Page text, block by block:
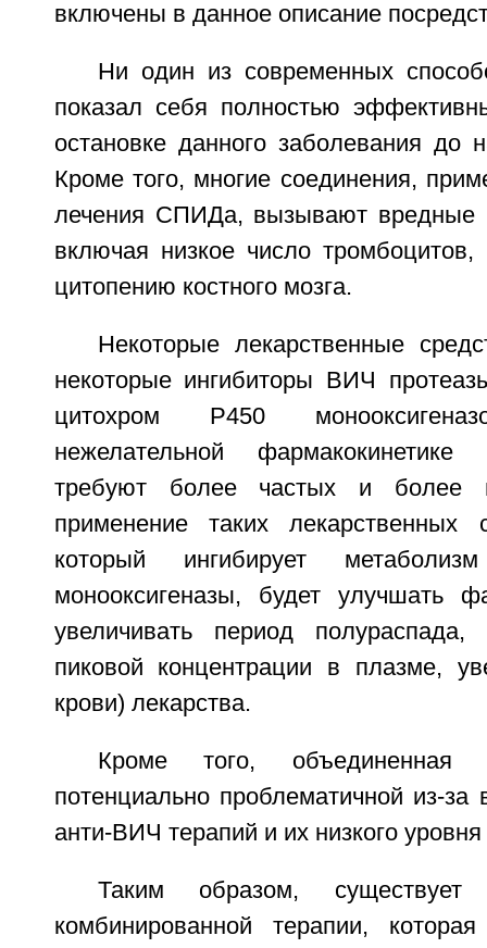
включены в данное описание
Ни один из современных
показал себя полностью
остановке данного заболевания до
Кроме того, многие соединения,
лечения СПИДа, вызывают вредные
включая низкое число тромбоцитов,
цитопению костного мозга.
Некоторые лекарственные
некоторые ингибиторы ВИЧ
цитохром Р450
нежелательной
требуют более частых и более
применение таких лекарственных
который ингибирует
монооксигеназы, будет улучшать
увеличивать период полураспада,
пиковой концентрации в плазме,
крови) лекарства.
Кроме того, объединенная
потенциально проблематичной из-за
анти-ВИЧ терапий и их низкого
Таким образом, существует
комбинированной терапии,